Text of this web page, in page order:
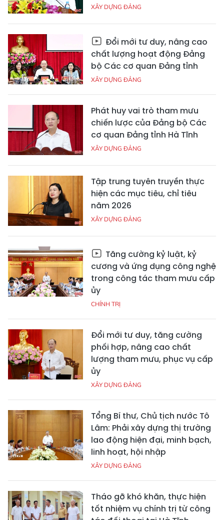
XÂY DỰNG ĐẢNG
Đổi mới tư duy, nâng cao
chất lượng hoạt động Đảng
bộ Các cơ quan Đảng tỉnh
XÂY DỰNG ĐẢNG
Phát huy vai trò tham mưu
chiến lược của Đảng bộ Các
cơ quan Đảng tỉnh Hà Tĩnh
XÂY DỰNG ĐẢNG
Tập trung tuyên truyền thực
hiện các mục tiêu, chỉ tiêu
năm 2026
XÂY DỰNG ĐẢNG
Tăng cường kỷ luật, kỷ
cương và ứng dụng công nghệ
trong công tác tham mưu cấp
ủy
CHÍNH TRỊ
Đổi mới tư duy, tăng cường
phối hợp, nâng cao chất
lượng tham mưu, phục vụ cấp
ủy
XÂY DỰNG ĐẢNG
Tổng Bí thư, Chủ tịch nước Tô
Lâm: Phải xây dựng thị trường
lao động hiện đại, minh bạch,
linh hoạt, hội nhập
XÂY DỰNG ĐẢNG
Tháo gỡ khó khăn, thực hiện
tốt nhiệm vụ chính trị từ công